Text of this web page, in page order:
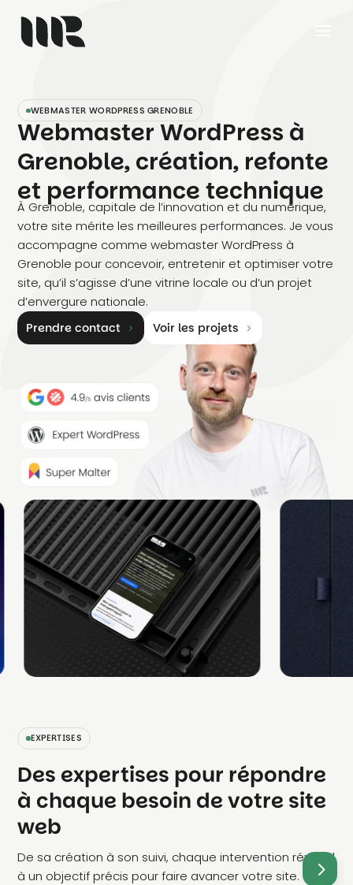
WEBMASTER WORDPRESS GRENOBLE
Webmaster WordPress à
Grenoble, création, refonte
et performance technique
À Grenoble, capitale de l’innovation et du numérique,
votre site mérite les meilleures performances. Je vous
accompagne comme webmaster WordPress à
Grenoble pour concevoir, entretenir et optimiser votre
site, qu’il s’agisse d’une vitrine locale ou d’un projet
d’envergure nationale.
Prendre contact Voir les projets
EXPERTISES
Des expertises pour répondre
à chaque besoin de votre site
web
De sa création à son suivi, chaque intervention répond
à un objectif précis pour faire avancer votre site.